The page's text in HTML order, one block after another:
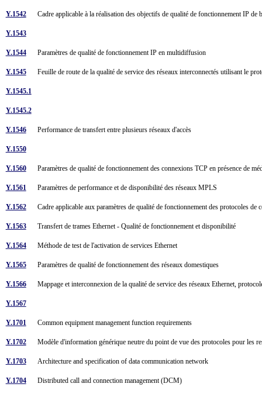
Y.1542 Cadre applicable à la réalisation des objectifs de qualité de fonctionnement IP
Y.1543
Y.1544 Paramètres de qualité de fonctionnement IP en multidiffusion
Y.1545 Feuille de route de la qualité de service des réseaux interconnectés utilisant le
Y.1545.1
Y.1545.2
Y.1546 Performance de transfert entre plusieurs réseaux d'accès
Y.1550
Y.1560 Paramètres de qualité de fonctionnement des connexions TCP en présence de
Y.1561 Paramètres de performance et de disponibilité des réseaux MPLS
Y.1562 Cadre applicable aux paramètres de qualité de fonctionnement des protocoles de
Y.1563 Transfert de trames Ethernet - Qualité de fonctionnement et disponibilité
Y.1564 Méthode de test de l'activation de services Ethernet
Y.1565 Paramètres de qualité de fonctionnement des réseaux domestiques
Y.1566 Mappage et interconnexion de la qualité de service des réseaux Ethernet,
Y.1567
Y.1701 Common equipment management function requirements
Y.1702 Modèle d'information générique neutre du point de vue des protocoles pour les
Y.1703 Architecture and specification of data communication network
Y.1704 Distributed call and connection management (DCM)